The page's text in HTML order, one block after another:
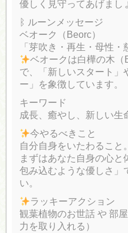
優しく見守ってあげまし
ᛒ ルーンメッセージ
ベオーク（Beorc）
「芽吹き・再生・母性・
ベオークは白樺の木
で、「新しいスタート」
ー」を象徴しています。
キーワード
成長、癒やし、新しい生
今やるべきこと
自分自身をいたわること
まずはあなた自身の心と
包み込むような優しさ」
い。
ラッキーアクション
観葉植物のお世話 や 部
力を取り入れる）